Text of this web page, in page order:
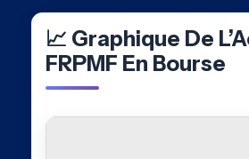
📈 Graphique De
FRPMF En Bourse